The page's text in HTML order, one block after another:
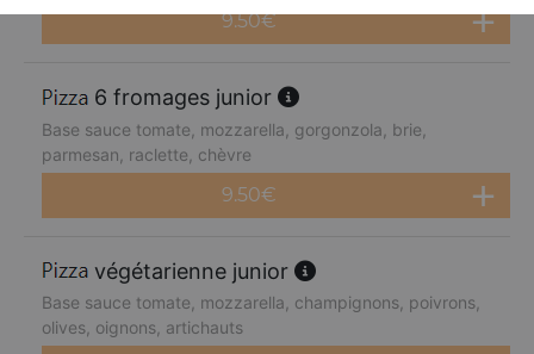
9.50€
6 fromages junior
Base sauce tomate, mozzarella, gorgonzola, brie,
parmesan, raclette, chèvre
9.50€
végétarienne junior
Base sauce tomate, mozzarella, champignons, poivrons,
olives, oignons, artichauts